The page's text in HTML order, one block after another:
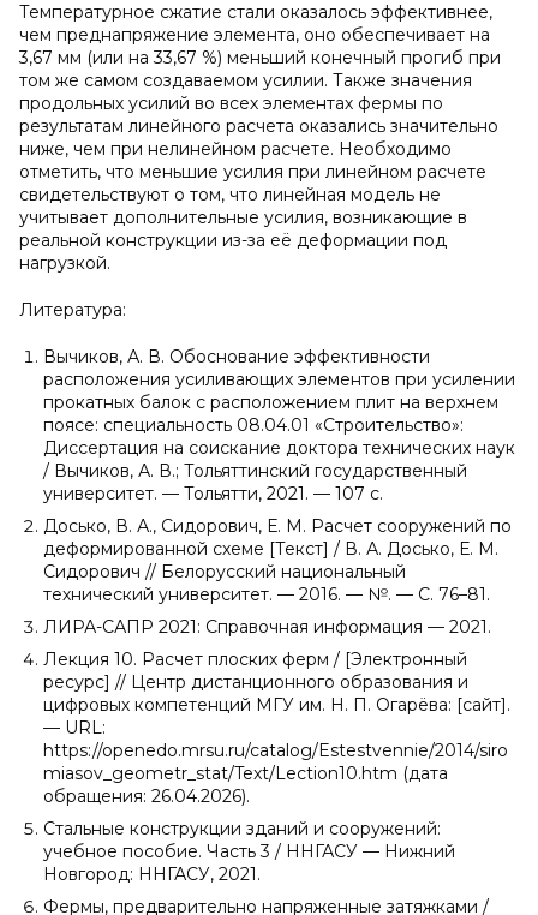
Температурное сжатие стали оказалось эффективнее,
чем преднапряжение элемента, оно обеспечивает на
3,67 мм (или на 33,67 %) меньший конечный прогиб при
том же самом создаваемом усилии. Также значения
продольных усилий во всех элементах фермы по
результатам линейного расчета оказались значительно
ниже, чем при нелинейном расчете. Необходимо
отметить, что меньшие усилия при линейном расчете
свидетельствуют о том, что линейная модель не
учитывает дополнительные усилия, возникающие в
реальной конструкции из-за её деформации под
нагрузкой.
Литература:
Вычиков, А. В. Обоснование эффективности
расположения усиливающих элементов при усилении
прокатных балок с расположением плит на верхнем
поясе: специальность 08.04.01 «Строительство»:
Диссертация на соискание доктора технических наук
/ Вычиков, А. В.; Тольяттинский государственный
университет. — Тольятти, 2021. — 107 c.
Досько, В. А., Сидорович, Е. М. Расчет сооружений по
деформированной схеме [Текст] / В. А. Досько, Е. М.
Сидорович // Белорусский национальный
технический университет. — 2016. — №. — С. 76–81.
ЛИРА-САПР 2021: Справочная информация — 2021.
Лекция 10. Расчет плоских ферм / [Электронный
ресурс] // Центр дистанционного образования и
цифровых компетенций МГУ им. Н. П. Огарёва: [сайт].
— URL:
https://openedo.mrsu.ru/catalog/Estestvennie/2014/siro
miasov_geometr_stat/Text/Lection10.htm (дата
обращения: 26.04.2026).
Стальные конструкции зданий и сооружений:
учебное пособие. Часть 3 / ННГАСУ — Нижний
Новгород: ННГАСУ, 2021.
Фермы, предварительно напряженные затяжками /